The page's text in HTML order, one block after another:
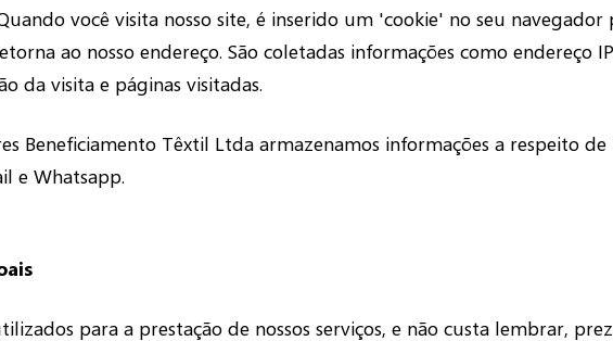
você visita nosso site, é inserido um 'cookie' no seu
ao nosso endereço. São coletadas informações como endereço
da visita e páginas visitadas.
Beneficiamento Têxtil Ltda armazenamos informações a respeito
e Whatsapp.
para a prestação de nossos serviços, e não custa lembrar,